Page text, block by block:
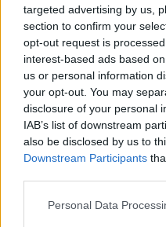
targeted advertising by us,
section to confirm your
opt-out request is
interest-based ads based
us or personal information
your opt-out. You may
disclosure of your personal
IAB’s list of downstream
also be disclosed by us to
Downstream Participants
Personal Data
„A fiatalok ne csupán
legyenek a
részvételi csoportot hoz
A diákok véleményét is
döntésekbe az Oktatási és
gyereknapon jelentette be,
érdemben is részt vehessenek
Közoktatás